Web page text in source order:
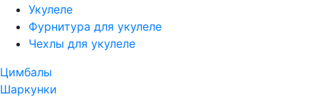
Укулеле
Фурнитура для укулеле
Чехлы для укулеле
Цимбалы
Шаркунки